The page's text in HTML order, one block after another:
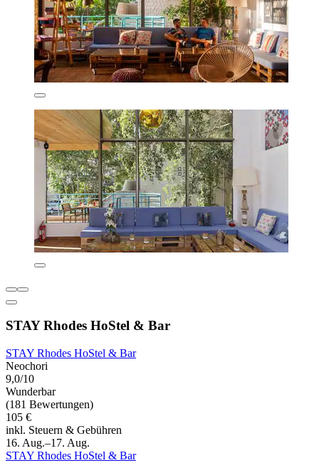
STAY Rhodes HoStel & Bar
STAY Rhodes HoStel & Bar
Neochori
9,0/10
Wunderbar
(181 Bewertungen)
105 €
inkl. Steuern & Gebühren
16. Aug.–17. Aug.
STAY Rhodes HoStel & Bar